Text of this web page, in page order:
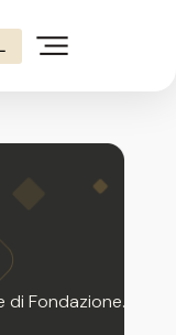
di Fondazione.